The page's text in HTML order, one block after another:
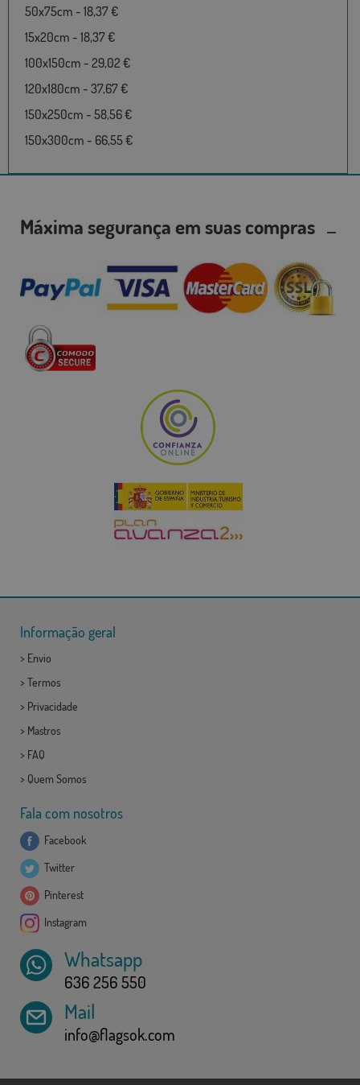
50x75cm - 18,37 €
15x20cm - 18,37 €
100x150cm - 29,02 €
120x180cm - 37,67 €
150x250cm - 58,56 €
150x300cm - 66,55 €
Máxima segurança em suas compras
Informação geral
> Envio
> Termos
> Privacidade
> Mastros
> FAQ
> Quem Somos
Fala com nosotros
Facebook
Twitter
Pinterest
Instagram
Whatsapp
636 256 550
Mail
info@flagsok.com